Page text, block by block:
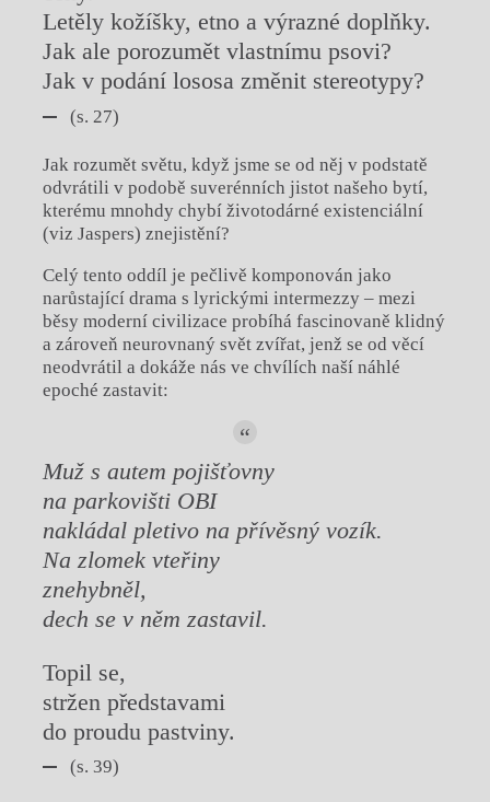
Letěly kožíšky, etno a výrazné doplňky.
Jak ale porozumět vlastnímu psovi?
Jak v podání lososa změnit stereotypy?
(s. 27)
Jak rozumět světu, když jsme se od něj v podstatě
odvrátili v podobě suverénních jistot našeho bytí,
kterému mnohdy chybí životodárné existenciální
(viz Jaspers) znejistění?
Celý tento oddíl je pečlivě komponován jako
narůstající drama s lyrickými intermezzy – mezi
běsy moderní civilizace probíhá fascinovaně klidný
a zároveň neurovnaný svět zvířat, jenž se od věcí
neodvrátil a dokáže nás ve chvílích naší náhlé
epoché zastavit:
Muž s autem pojišťovny
na parkovišti OBI
nakládal pletivo na přívěsný vozík.
Na zlomek vteřiny
znehybněl,
dech se v něm zastavil.
Topil se,
stržen představami
do proudu pastviny.
(s. 39)